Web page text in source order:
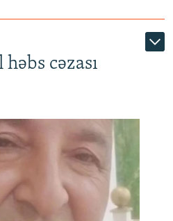
cəzası